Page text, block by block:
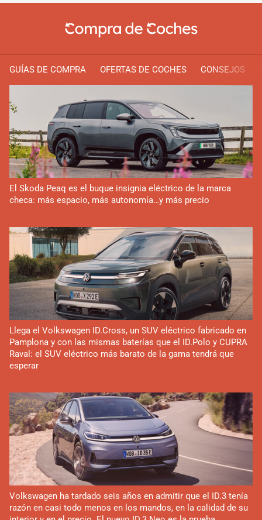
GUÍAS DE COMPRA OFERTAS DE COCHES CONSEJOS
El Skoda Peaq es el buque insignia eléctrico de la marca
checa: más espacio, más autonomía…y más precio
Llega el Volkswagen ID.Cross, un SUV eléctrico fabricado en
Pamplona y con las mismas baterías que el ID.Polo y CUPRA
Raval: el SUV eléctrico más barato de la gama tendrá que
esperar
Volkswagen ha tardado seis años en admitir que el ID.3 tenía
razón en casi todo menos en los mandos, en la calidad de su